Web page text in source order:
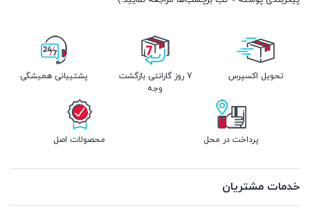
تحویل اکسپرس
7 روز گارانتی بازگشت
وجه
پشتیبانی همیشگی
پرداخت در محل محصولات اصل
خدمات مشتریان